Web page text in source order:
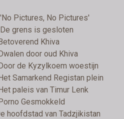
Pictures, No Pictures'
grens is gesloten
Khiva
door oud Khiva
de Kyzylkoem woestijn
Samarkend Registan plein
paleis van Timur Lenk
Gesmokkeld
hoofdstad van Tadzjikistan